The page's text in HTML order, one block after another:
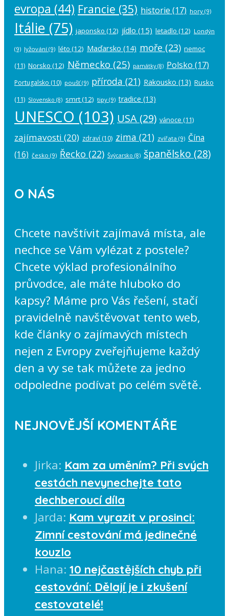
evropa (44) Francie (35) historie (17) hory (9)
Itálie (75) japonsko (12) jídlo (15) letadlo (12) Londýn
(9) lyžování (9) léto (12) Maďarsko (14) moře (23) nemoc
(11) Norsko (12) Německo (25) památky(8) Polsko (17)
Portugalsko (10) poušť(9) příroda (21) Rakousko (13) Rusko
(11) Slovensko (8) smrt(12) tipy (9) tradice (13)
UNESCO (103) USA (29) vánoce (11)
zajímavosti (20) zdraví (10) zima (21) zvířata (9) Čína
(16) česko (9) Řecko (22) Švýcarsko (8) španělsko (28)
O NÁS
Chcete navštívit zajímavá místa, ale
nechce se Vám vylézat z postele?
Chcete výklad profesionálního
průvodce, ale máte hluboko do
kapsy? Máme pro Vás řešení, stačí
pravidelně navštěvovat tento web,
kde články o zajímavých místech
nejen z Evropy zveřejňujeme každý
den a vy se tak můžete za jedno
odpoledne podívat po celém světě.
NEJNOVĚJŠÍ KOMENTÁŘE
Jirka: Kam za uměním? Při svých
cestách nevynechejte tato
dechberoucí díla
Jarda: Kam vyrazit v prosinci:
Zimní cestování má jedinečné
kouzlo
Hana: 10 nejčastějších chyb při
cestování: Dělají je i zkušení
cestovatelé!